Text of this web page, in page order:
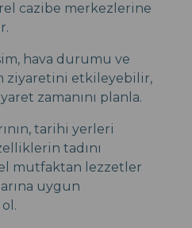
cazibe merkezlerine
hava durumu ve
ziyaretini etkileyebilir,
zamanını planla.
tarihi yerleri
tadını
mutfaktan lezzetler
uygun